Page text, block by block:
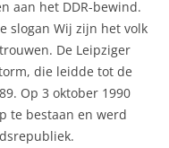
aan het DDR-bewind.
Wij zijn het volk
De Leipziger
die leidde tot de
Op 3 oktober 1990
te bestaan en werd